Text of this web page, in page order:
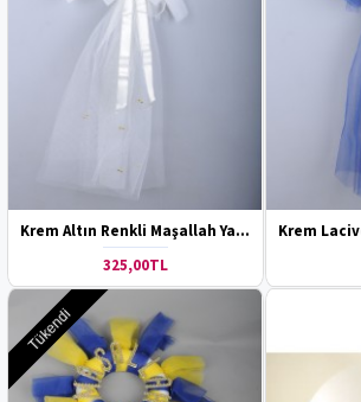
Krem Altın Renkli Maşallah Yazılı Sünnet Kapı Süsü
325,00TL
Tükendi